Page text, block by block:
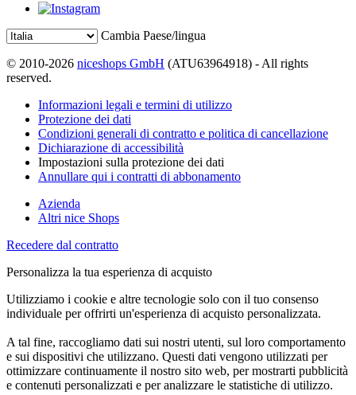
Cambia Paese/lingua
© 2010-2026 niceshops GmbH (ATU63964918) - All rights
reserved.
Informazioni legali e termini di utilizzo
Protezione dei dati
Condizioni generali di contratto e politica di cancellazione
Dichiarazione di accessibilità
Impostazioni sulla protezione dei dati
Annullare qui i contratti di abbonamento
Azienda
Altri nice Shops
Recedere dal contratto
Personalizza la tua esperienza di acquisto
Utilizziamo i cookie e altre tecnologie solo con il tuo consenso
individuale per offrirti un'esperienza di acquisto personalizzata.
A tal fine, raccogliamo dati sui nostri utenti, sul loro comportamento
e sui dispositivi che utilizzano. Questi dati vengono utilizzati per
ottimizzare continuamente il nostro sito web, per mostrarti pubblicità
e contenuti personalizzati e per analizzare le statistiche di utilizzo.